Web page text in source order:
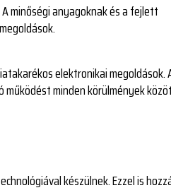
minőségi anyagoknak és a fejlett
elektronikai megoldások.
minden körülmények
készülnek. Ezzel is